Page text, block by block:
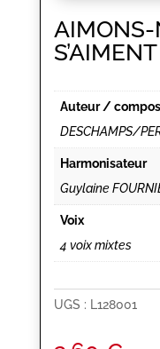
S’AIMENT
Auteur /
DESCHAMPS/
Harmonisateur
Guylaine
Voix
4 voix mixtes
UGS : L128001